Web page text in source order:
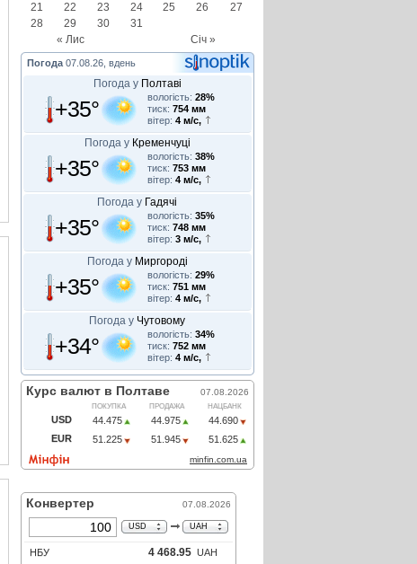
« Лис Січ »
21
22 23 24 25 26
27
28
29 30 31
Погода 07.08.26, вдень
Погода у Полтаві
+35° вологість: 28%
тиск: 754 мм
вітер: 4 м/с,
Погода у Кременчуці
+35° вологість: 38%
тиск: 753 мм
вітер: 4 м/с,
Погода у Гадячі
+35° вологість: 35%
тиск: 748 мм
вітер: 3 м/с,
Погода у Миргороді
+35° вологість: 29%
тиск: 751 мм
вітер: 4 м/с,
Погода у Чутовому
+34° вологість: 34%
тиск: 752 мм
вітер: 4 м/с,